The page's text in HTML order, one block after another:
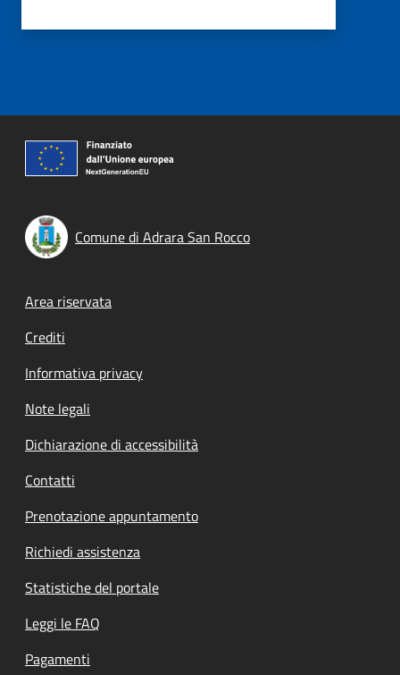
Comune di Adrara San Rocco
Footer menu
Area riservata
Crediti
Informativa privacy
Note legali
Dichiarazione di accessibilità
Contatti
Prenotazione appuntamento
Richiedi assistenza
Statistiche del portale
Leggi le FAQ
Pagamenti